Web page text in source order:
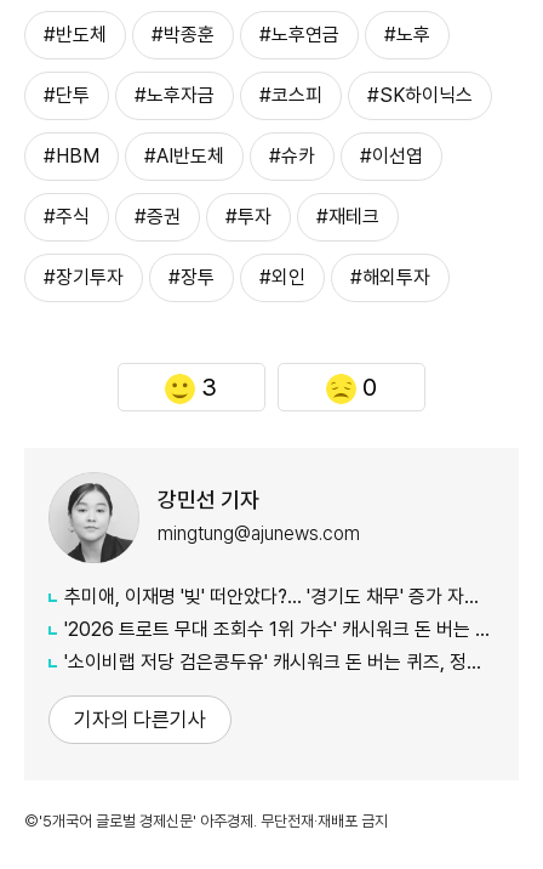
#반도체 #박종훈 #노후연금 #노후
#단투 #노후자금 #코스피 #SK하이닉스
#HBM #AI반도체 #슈카 #이선엽
#주식 #증권 #투자 #재테크
#장기투자 #장투 #외인 #해외투자
3 0
강민선 기자
mingtung@ajunews.com
추미애, 이재명 '빚' 떠안았다?… '경기도 채무' 증가 자료 실시간 확산
'2026 트로트 무대 조회수 1위 가수' 캐시워크 돈 버는 퀴즈, 정답은?
'소이비랩 저당 검은콩두유' 캐시워크 돈 버는 퀴즈, 정답은?
기자의 다른기사
©'5개국어 글로벌 경제신문' 아주경제. 무단전재·재배포 금지